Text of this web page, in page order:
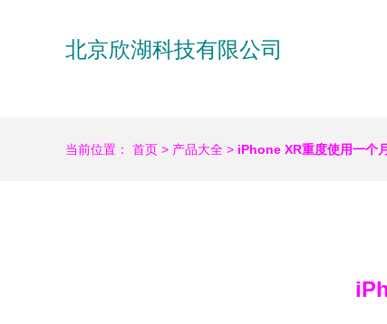
北京欣湖科技有限公司
当前位置： 首页 > 产品大全 > iPhone XR重度使用一个